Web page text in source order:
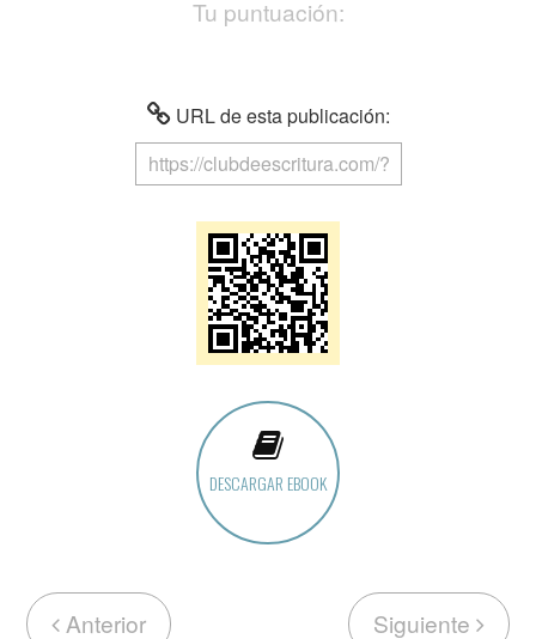
Tu puntuación:
URL de esta publicación:
DESCARGAR EBOOK
Anterior Siguiente